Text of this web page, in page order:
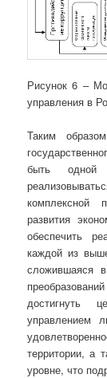
Рисунок 6 –
управления в
Таким
быть
комплексной
развития
обеспечить
каждой из
сложившаяся
достигнуть
управлением
территории, а
уровне, что